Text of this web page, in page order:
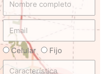
completo
Email
Teléfono
Celular Fijo
Característica